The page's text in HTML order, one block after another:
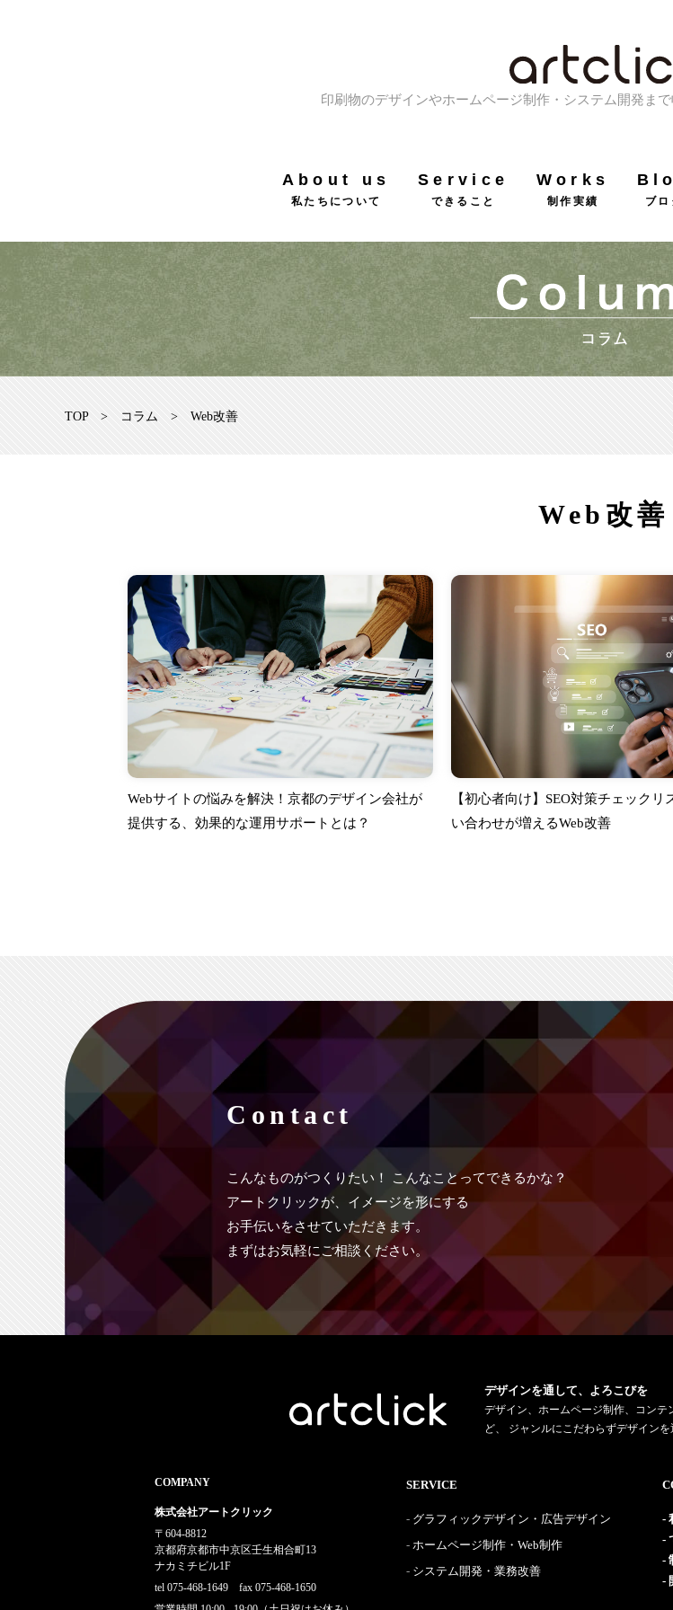
印刷物のデザインやホームページ制作・システム開発ま
About us
私たちについて
Service
できること
Works
制作実績 ブロ
TOP > コラム > Web改善
Web改善
Webサイトの悩みを解決！京都のデザイン会社が
提供する、効果的な運用サポートとは？
【初心者向け】SEO対策チェックリ
い合わせが増えるWeb改善
Contact
こんなものがつくりたい！
こんなことってできるかな？
アートクリックが、イメージを形にする
お手伝いをさせていただきます。
まずはお気軽にご相談ください。
デザインを通して、よろこびを
デザイン、ホームページ制作、コン
ど、 ジャンルにこだわらずデザイン
COMPANY
株式会社アートクリック
〒604-8812
京都府京都市中京区壬生相合町13
ナカミチビル1F
tel 075-468-1649 fax 075-468-1650
SERVICE
グラフィックデザイン・広告デザイン
ホームページ制作・Web制作
システム開発・業務改善